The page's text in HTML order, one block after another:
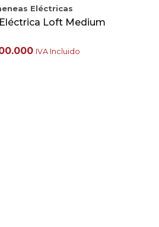
Eléctricas
Loft Medium
IVA Incluido